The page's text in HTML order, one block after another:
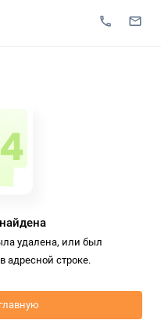
удалена, или был
адресной строке.